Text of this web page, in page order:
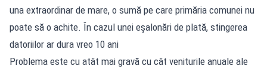
una extraordinar de mare, o sumă pe care primăria comunei nu
poate să o achite. În cazul unei eșalonări de plată, stingerea
datoriilor ar dura vreo 10 ani
Problema este cu atât mai gravă cu cât veniturile anuale ale